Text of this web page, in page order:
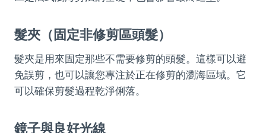
髮夾（固定非修剪區頭髮）
髮夾是用來固定那些不需要修剪的頭髮。這樣可以避
免誤剪，也可以讓您專注於正在修剪的瀏海區域。它
可以確保剪髮過程乾淨俐落。
鏡子與良好光線